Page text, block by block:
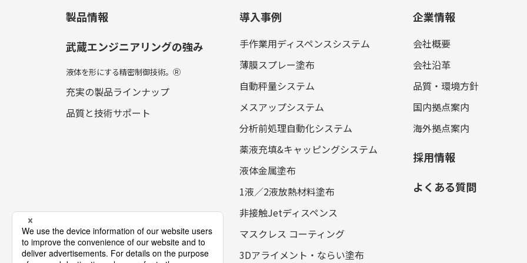
製品情報
武蔵エンジニアリングの強み
液体を形にする精密制御技術。 Ⓡ
充実の製品ラインナップ
品質と技術サポート
導入事例
手作業用ディスペンスシステム
薄膜スプレー塗布
自動秤量システム
メスアップシステム
分析前処理自動化システム
薬液充填&キャッピングシステム
液体金属塗布
1液／2液放熱材料塗布
非接触Jetディスペンス
マスクレス コーティング
3Dアライメント・ならい塗布
企業情報
会社概要
会社沿革
品質・環境方針
国内拠点案内
海外拠点案内
採用情報
よくある質問